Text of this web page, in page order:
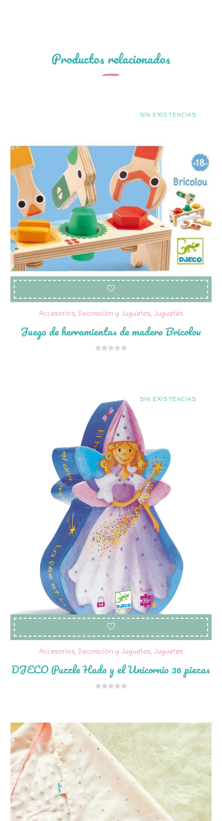
Productos relacionados
SIN EXISTENCIAS
Accesorios, Decoración y Juguetes, Juguetes
Juego de herramientas de madera Bricolou
SIN EXISTENCIAS
Accesorios, Decoración y Juguetes, Juguetes
DJECO Puzzle Hada y el Unicornio 36 piezas